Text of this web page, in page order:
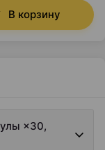
В корзину
×30,